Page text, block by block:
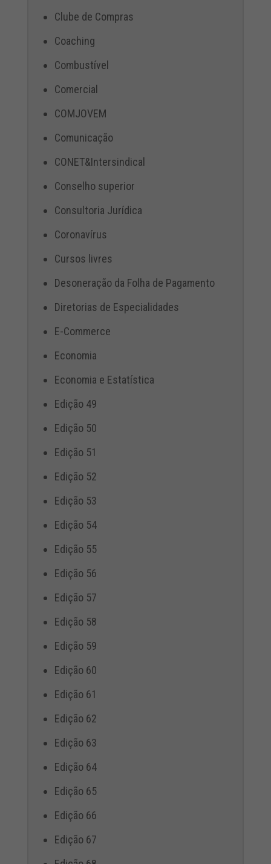
Clube de Compras
Coaching
Combustível
Comercial
COMJOVEM
Comunicação
CONET&Intersindical
Conselho superior
Consultoria Jurídica
Coronavírus
Cursos livres
Desoneração da Folha de Pagamento
Diretorias de Especialidades
E-Commerce
Economia
Economia e Estatística
Edição 49
Edição 50
Edição 51
Edição 52
Edição 53
Edição 54
Edição 55
Edição 56
Edição 57
Edição 58
Edição 59
Edição 60
Edição 61
Edição 62
Edição 63
Edição 64
Edição 65
Edição 66
Edição 67